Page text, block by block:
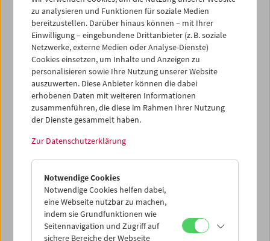
05
06 07 08 09 10
iCalender
Programmheft-PDF
English language or subtitles
< Vorherige Woche
Mo 15.5.
Di 16.5.
Mi 17.5.
zu analysieren und Funktionen für soziale Medien
bereitzustellen. Darüber hinaus können – mit Ihrer
Einwilligung – eingebundene Drittanbieter (z. B. soziale
Netzwerke, externe Medien oder Analyse-Dienste)
Cookies einsetzen, um Inhalte und Anzeigen zu
personalisieren sowie Ihre Nutzung unserer Website
auszuwerten. Diese Anbieter können die dabei
erhobenen Daten mit weiteren Informationen
zusammenführen, die diese im Rahmen Ihrer Nutzung
der Dienste gesammelt haben.
Zur Datenschutzerklärung
Notwendige Cookies
Notwendige Cookies helfen dabei,
eine Webseite nutzbar zu machen,
indem sie Grundfunktionen wie
Seitennavigation und Zugriff auf
sichere Bereiche der Webseite